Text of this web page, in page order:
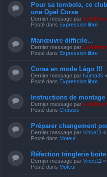
Pour sa tombola, ce
une Opel Corsa
Dernier message par LeKiffeur
Posté dans Expression libre
Manœuvre difficile...
Dernier message par LeKiffeur
Posté dans Expression libre
Corsa en mode Légo !!!
Dernier message par Numa35 «
Posté dans Expression libre
Instructions de
Dernier message par LeKiffeur
Posté dans Châssis
Préparer changement
Dernier message par Vince11 «
Posté dans Moteur
Réfection tringlerie boite
Dernier message par Vince11 «
Posté dans Moteur